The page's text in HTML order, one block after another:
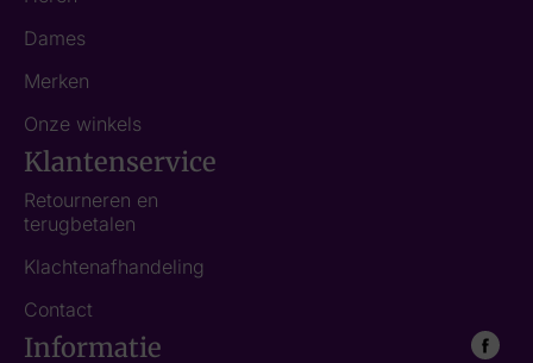
Dames
Merken
Onze winkels
Klantenservice
Retourneren en
terugbetalen
Klachtenafhandeling
Contact
Informatie